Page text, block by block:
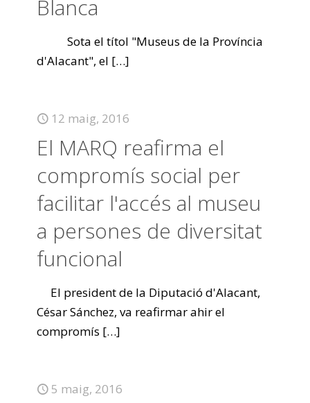
Blanca
Sota el títol "Museus de la Província
d'Alacant", el […]
12 maig, 2016
El MARQ reafirma el
compromís social per
facilitar l'accés al museu
a persones de diversitat
funcional
El president de la Diputació d'Alacant,
César Sánchez, va reafirmar ahir el
compromís […]
5 maig, 2016